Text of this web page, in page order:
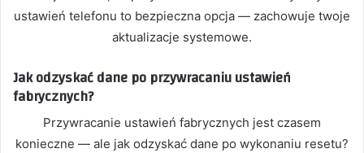
ustawień telefonu to bezpieczna opcja — zachowuje twoje
aktualizacje systemowe.
Jak odzyskać dane po przywracaniu ustawień
fabrycznych?
Przywracanie ustawień fabrycznych jest czasem
konieczne — ale jak odzyskać dane po wykonaniu resetu?